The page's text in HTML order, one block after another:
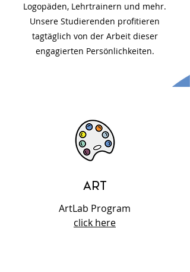
Logopäden, Lehrtrainern und mehr.
Unsere Studierenden profitieren
tagtäglich von der Arbeit dieser
engagierten Persönlichkeiten.
ART
ArtLab Program
click here